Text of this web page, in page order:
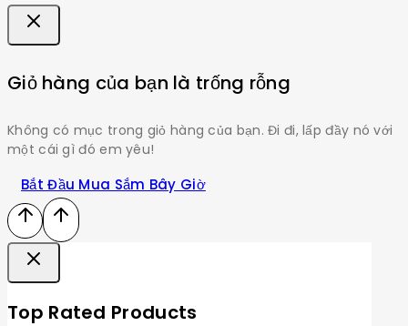
Giỏ hàng của bạn là trống rỗng
Không có mục trong giỏ hàng của bạn. Đi đi, lấp đầy nó với
một cái gì đó em yêu!
Bắt Đầu Mua Sắm Bây Giờ
Top Rated Products